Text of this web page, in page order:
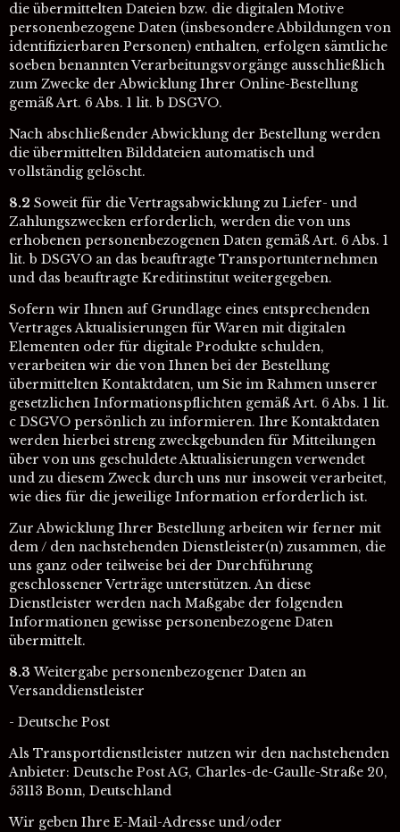
die übermittelten Dateien bzw. die digitalen Motive
personenbezogene Daten (insbesondere Abbildungen von
identifizierbaren Personen) enthalten, erfolgen sämtliche
soeben benannten Verarbeitungsvorgänge ausschließlich
zum Zwecke der Abwicklung Ihrer Online-Bestellung
gemäß Art. 6 Abs. 1 lit. b DSGVO.
Nach abschließender Abwicklung der Bestellung werden
die übermittelten Bilddateien automatisch und
vollständig gelöscht.
8.2 Soweit für die Vertragsabwicklung zu Liefer- und
Zahlungszwecken erforderlich, werden die von uns
erhobenen personenbezogenen Daten gemäß Art. 6 Abs. 1
lit. b DSGVO an das beauftragte Transportunternehmen
und das beauftragte Kreditinstitut weitergegeben.
Sofern wir Ihnen auf Grundlage eines entsprechenden
Vertrages Aktualisierungen für Waren mit digitalen
Elementen oder für digitale Produkte schulden,
verarbeiten wir die von Ihnen bei der Bestellung
übermittelten Kontaktdaten, um Sie im Rahmen unserer
gesetzlichen Informationspflichten gemäß Art. 6 Abs. 1 lit.
c DSGVO persönlich zu informieren. Ihre Kontaktdaten
werden hierbei streng zweckgebunden für Mitteilungen
über von uns geschuldete Aktualisierungen verwendet
und zu diesem Zweck durch uns nur insoweit verarbeitet,
wie dies für die jeweilige Information erforderlich ist.
Zur Abwicklung Ihrer Bestellung arbeiten wir ferner mit
dem / den nachstehenden Dienstleister(n) zusammen, die
uns ganz oder teilweise bei der Durchführung
geschlossener Verträge unterstützen. An diese
Dienstleister werden nach Maßgabe der folgenden
Informationen gewisse personenbezogene Daten
übermittelt.
8.3 Weitergabe personenbezogener Daten an
Versanddienstleister
- Deutsche Post
Als Transportdienstleister nutzen wir den nachstehenden
Anbieter: Deutsche Post AG, Charles-de-Gaulle-Straße 20,
53113 Bonn, Deutschland
Wir geben Ihre E-Mail-Adresse und/oder